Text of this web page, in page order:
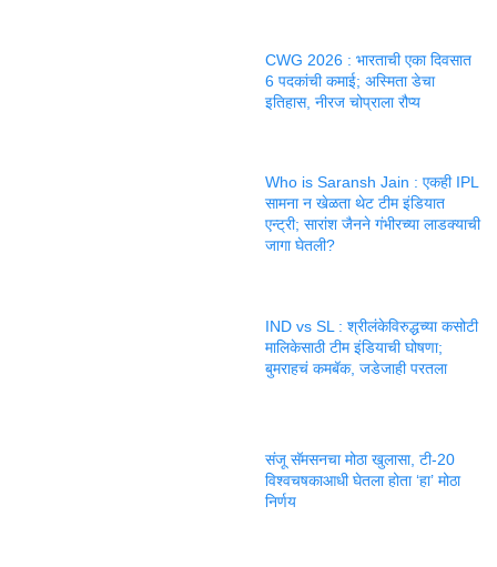
CWG 2026 : भारताची एका दिवसात
6 पदकांची कमाई; अस्मिता डेचा
इतिहास, नीरज चोप्राला रौप्य
Who is Saransh Jain : एकही IPL
सामना न खेळता थेट टीम इंडियात
एन्ट्री; सारांश जैनने गंभीरच्या लाडक्याची
जागा घेतली?
IND vs SL : श्रीलंकेविरुद्धच्या कसोटी
मालिकेसाठी टीम इंडियाची घोषणा;
बुमराहचं कमबॅक, जडेजाही परतला
संजू सॅमसनचा मोठा खुलासा, टी-20
विश्वचषकाआधी घेतला होता ‘हा’ मोठा
निर्णय